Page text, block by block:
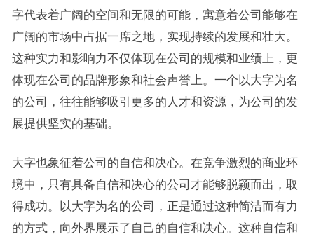
字代表着广阔的空间和无限的可能，寓意着公司能够在
广阔的市场中占据一席之地，实现持续的发展和壮大。
这种实力和影响力不仅体现在公司的规模和业绩上，更
体现在公司的品牌形象和社会声誉上。一个以大字为名
的公司，往往能够吸引更多的人才和资源，为公司的发
展提供坚实的基础。
大字也象征着公司的自信和决心。在竞争激烈的商业环
境中，只有具备自信和决心的公司才能够脱颖而出，取
得成功。以大字为名的公司，正是通过这种简洁而有力
的方式，向外界展示了自己的自信和决心。这种自信和